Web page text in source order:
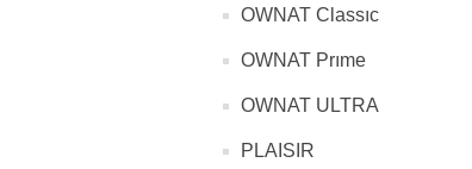
OWNAT Classıc
OWNAT Prıme
OWNAT ULTRA
PLAISIR